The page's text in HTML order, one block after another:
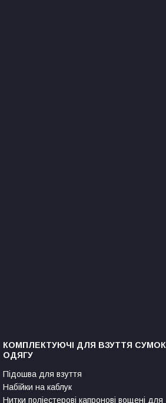
КОМПЛЕКТУЮЧІ ДЛЯ ВЗУТТЯ СУМОК
ОДЯГУ
Підошва для взуття
Набійки на каблук
Нитки поліестерові капронові вощені для